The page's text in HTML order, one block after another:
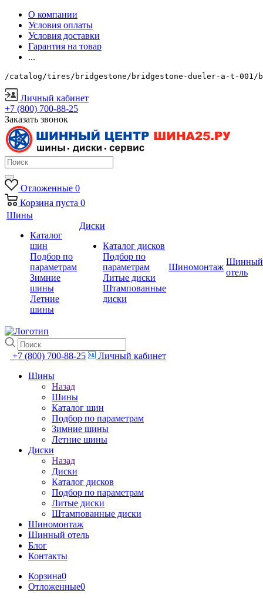
О компании
Условия оплаты
Условия доставки
Гарантия на товар
...
/catalog/tires/bridgestone/bridgestone-dueler-a-t-001/
Личный кабинет
+7 (800) 700-88-25
Заказать звонок
Отложенные 0
Корзина пуста 0
Шины
Каталог
шин
Подбор по
параметрам
Зимние
шины
Летние
шины
Диски
Каталог дисков
Подбор по
параметрам
Литые диски
Штампованные
диски
Шиномонтаж
Шинный
отель
+7 (800) 700-88-25
Личный кабинет
Шины
Назад
Шины
Каталог шин
Подбор по параметрам
Зимние шины
Летние шины
Диски
Назад
Диски
Каталог дисков
Подбор по параметрам
Литые диски
Штампованные диски
Шиномонтаж
Шинный отель
Блог
Контакты
Корзина0
Отложенные0